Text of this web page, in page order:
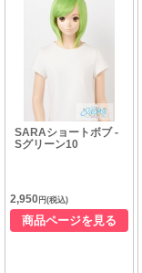
SARAショートボブ -
Sグリーン10
2,950 円(税込)
商品ページを見る